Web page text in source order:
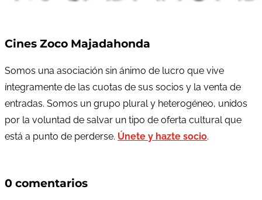
Cines Zoco Majadahonda
Somos una asociación sin ánimo de lucro que vive
íntegramente de las cuotas de sus socios y la venta de
entradas. Somos un grupo plural y heterogéneo, unidos
por la voluntad de salvar un tipo de oferta cultural que
está a punto de perderse. Únete y hazte socio.
0 comentarios